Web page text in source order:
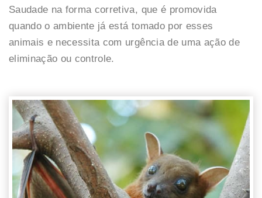
Saudade na forma corretiva, que é promovida
quando o ambiente já está tomado por esses
animais e necessita com urgência de uma ação de
eliminação ou controle.